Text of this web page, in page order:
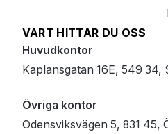
VART HITTAR DU OSS
Huvudkontor
Kaplansgatan 16E, 549 34,
Övriga kontor
Odensviksvägen 5, 831 45,